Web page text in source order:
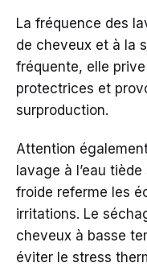
La fréquence des
de cheveux et à la
fréquente, elle
protectrices et
surproduction.
Attention
lavage à l’eau
froide referme les
irritations. Le
cheveux à basse
éviter le stress